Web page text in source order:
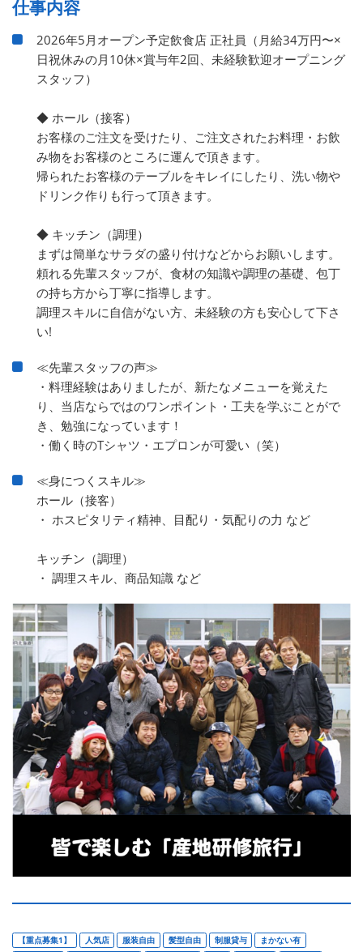
仕事内容
2026年5月オープン予定飲食店 正社員（月給34万円〜×
日祝休みの月10休×賞与年2回、未経験歓迎オープニング
スタッフ）
◆ ホール（接客）
お客様のご注文を受けたり、ご注文されたお料理・お飲
み物をお客様のところに運んで頂きます。
帰られたお客様のテーブルをキレイにしたり、洗い物や
ドリンク作りも行って頂きます。
◆ キッチン（調理）
まずは簡単なサラダの盛り付けなどからお願いします。
頼れる先輩スタッフが、食材の知識や調理の基礎、包丁
の持ち方から丁寧に指導します。
調理スキルに自信がない方、未経験の方も安心して下さ
い!
≪先輩スタッフの声≫
・料理経験はありましたが、新たなメニューを覚えた
り、当店ならではのワンポイント・工夫を学ぶことがで
き、勉強になっています！
・働く時のTシャツ・エプロンが可愛い（笑）
≪身につくスキル≫
ホール（接客）
・ ホスピタリティ精神、目配り・気配りの力 など
キッチン（調理）
・ 調理スキル、商品知識 など
【重点募集1】 人気店 服装自由 髪型自由 制服貸与
まかない有